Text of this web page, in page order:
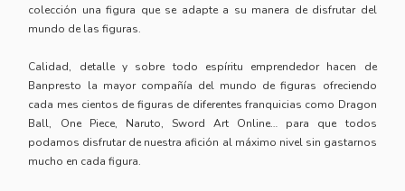
colección una figura que se adapte a su manera de disfrutar del
mundo de las figuras.
Calidad, detalle y sobre todo espíritu emprendedor hacen de
Banpresto la mayor compañía del mundo de figuras ofreciendo
cada mes cientos de figuras de diferentes franquicias como Dragon
Ball, One Piece, Naruto, Sword Art Online… para que todos
podamos disfrutar de nuestra afición al máximo nivel sin gastarnos
mucho en cada figura.